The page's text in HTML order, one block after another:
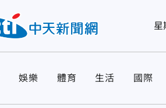
星
娛樂 體育 生活 國際